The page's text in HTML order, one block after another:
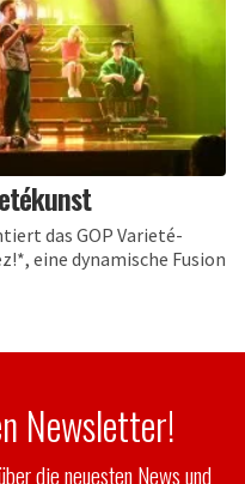
das GOP Varieté-
eine dynamische Fusion
Newsletter!
die neuesten News und